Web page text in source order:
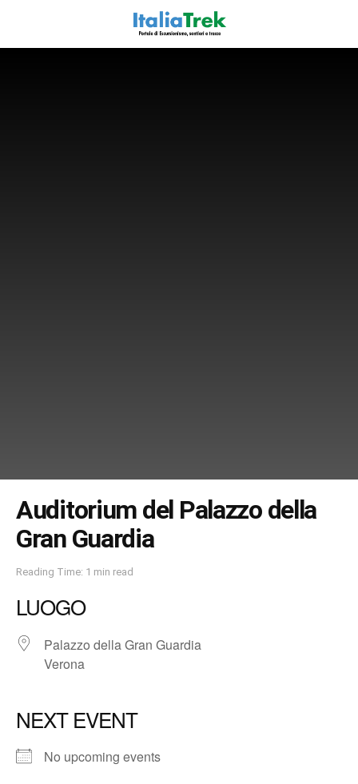
Auditorium del Palazzo della
Gran Guardia
Reading Time: 1 min read
LUOGO
Palazzo della Gran Guardia
Verona
NEXT EVENT
No upcoming events